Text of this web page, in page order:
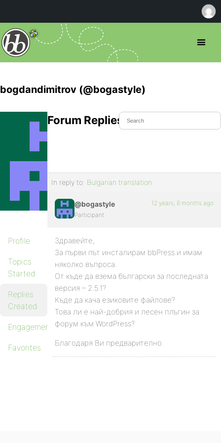
bogdandimitrov (@bogastyle)
Profile
Topics
Started
Replies
Created
Engagements
Favorites
Forum Replies Created
In reply to: Bulgarian translation
@bogastyle
Participant
12 years, 8 months ago
Здравейте,
За първи път инсталирам bbPress и имам
няколко въпроса.
От къде да взема български за последната
версия – 2.5.1?
Къде да кача езиковите файлове?
Това ли е най-добрия и лесен плъгин за
форум към WordPress?
Благодаря Ви предварително.